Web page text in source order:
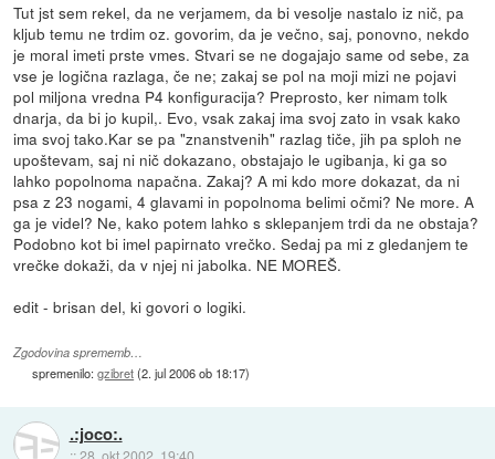
Tut jst sem rekel, da ne verjamem, da bi vesolje nastalo iz nič, pa
kljub temu ne trdim oz. govorim, da je večno, saj, ponovno, nekdo
je moral imeti prste vmes. Stvari se ne dogajajo same od sebe, za
vse je logična razlaga, če ne; zakaj se pol na moji mizi ne pojavi
pol miljona vredna P4 konfiguracija? Preprosto, ker nimam tolk
dnarja, da bi jo kupil,. Evo, vsak zakaj ima svoj zato in vsak kako
ima svoj tako.Kar se pa "znanstvenih" razlag tiče, jih pa sploh ne
upoštevam, saj ni nič dokazano, obstajajo le ugibanja, ki ga so
lahko popolnoma napačna. Zakaj? A mi kdo more dokazat, da ni
psa z 23 nogami, 4 glavami in popolnoma belimi očmi? Ne more. A
ga je videl? Ne, kako potem lahko s sklepanjem trdi da ne obstaja?
Podobno kot bi imel papirnato vrečko. Sedaj pa mi z gledanjem te
vrečke dokaži, da v njej ni jabolka. NE MOREŠ.
edit - brisan del, ki govori o logiki.
Zgodovina sprememb…
spremenilo:gzibret(2. jul 2006 ob 18:17)
.:joco:.
::28. okt 2002, 19:40